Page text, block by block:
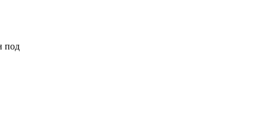
под